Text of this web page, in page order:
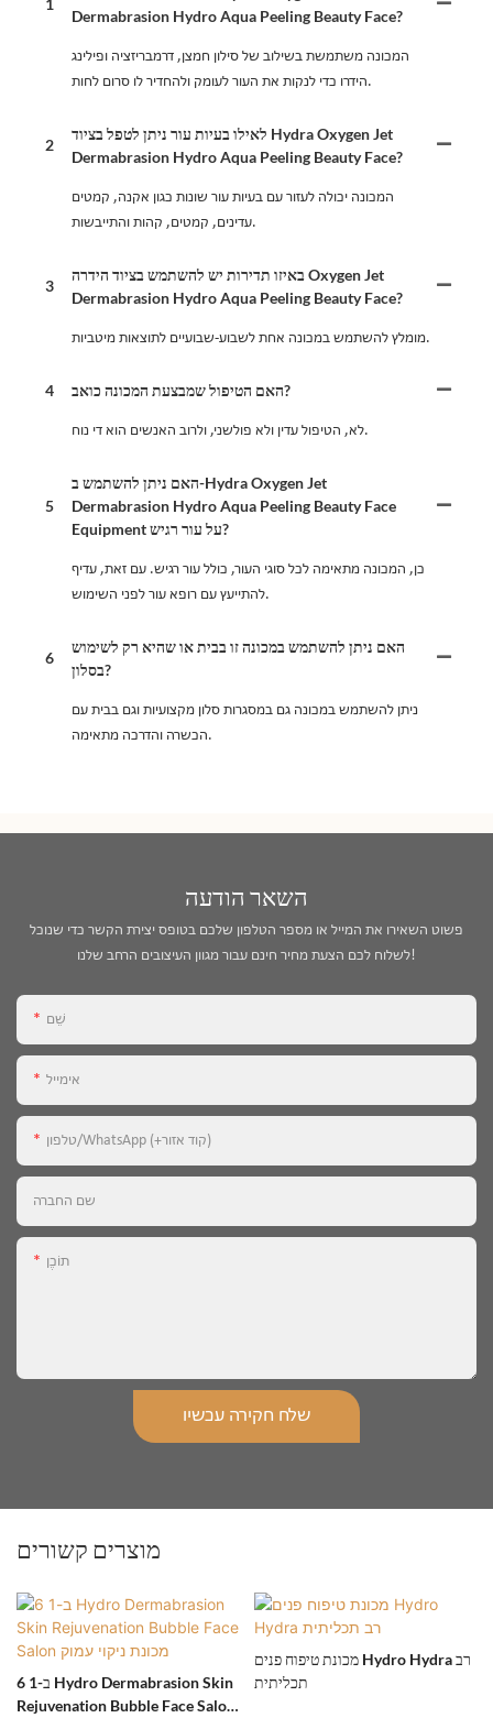
1
Dermabrasion Hydro Aqua Peeling Beauty Face?
המכונה משתמשת בשילוב של סילון חמצן, דרמבריזציה ופילינג
הידרו כדי לנקות את העור לעומק ולהחדיר לו סרום לחות.
2
לאילו בעיות עור ניתן לטפל בציוד Hydra Oxygen Jet
Dermabrasion Hydro Aqua Peeling Beauty Face?
המכונה יכולה לעזור עם בעיות עור שונות כגון אקנה, קמטים
עדינים, קמטים, קהות והתייבשות.
3
באיזו תדירות יש להשתמש בציוד הידרה Oxygen Jet
Dermabrasion Hydro Aqua Peeling Beauty Face?
מומלץ להשתמש במכונה אחת לשבוע-שבועיים לתוצאות מיטביות.
4 האם הטיפול שמבצעת המכונה כואב?
לא, הטיפול עדין ולא פולשני, ולרוב האנשים הוא די נוח.
5
האם ניתן להשתמש ב-Hydra Oxygen Jet
Dermabrasion Hydro Aqua Peeling Beauty Face
Equipment על עור רגיש?
כן, המכונה מתאימה לכל סוגי העור, כולל עור רגיש. עם זאת, עדיף
להתייעץ עם רופא עור לפני השימוש.
6
האם ניתן להשתמש במכונה זו בבית או שהיא רק לשימוש
בסלון?
ניתן להשתמש במכונה גם במסגרות סלון מקצועיות וגם בבית עם
הכשרה והדרכה מתאימה.
השאר הודעה
פשוט השאירו את המייל או מספר הטלפון שלכם בטופס יצירת הקשר כדי שנוכל
לשלוח לכם הצעת מחיר חינם עבור מגוון העיצובים הרחב שלנו!
שֵׁם
אימייל
טלפון/WhatsApp (+קוד אזור)
שם החברה
תוֹכֶן
שלח חקירה עכשיו
מוצרים קשורים
6 ב-1 Hydro Dermabrasion Skin
Rejuvenation Bubble Face Salon
מכונת טיפוח פנים Hydro Hydra רב
תכליתית